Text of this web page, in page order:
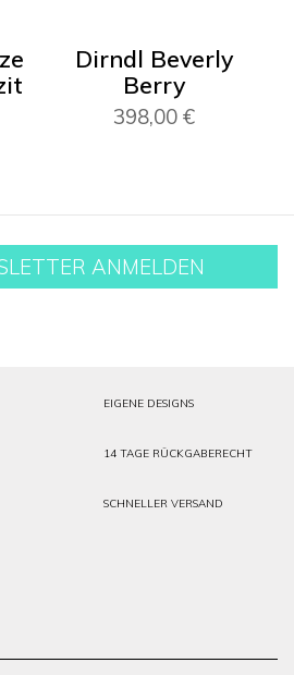
Dirndl Beverly
Berry
398,00 €
ANMELDEN
EIGENE DESIGNS
14 TAGE RÜCKGABERECHT
SCHNELLER VERSAND